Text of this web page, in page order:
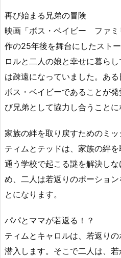
ン
の
ス
ト
ー
リ
再び始まる兄弟の冒険
映画「ボス・ベイビー ファミ
作の25年後を舞台にしたスト
ロルと二人の娘と幸せに暮ら
は疎遠になっていました。あ
ボス・ベイビーであることが
び兄弟として協力し合うことに
家族の絆を取り戻すためのミッ
ティムとテッドは、家族の絆
通う学校で起こる謎を解決し
め、二人は若返りのポーショ
とになります。
パパとママが若返る！？
ティムとキャロルは、若返り
潜入します。そこで二人は、